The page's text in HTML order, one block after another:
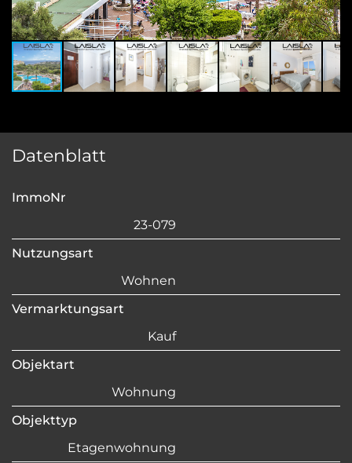
Datenblatt
ImmoNr
23-079
Nutzungsart
Wohnen
Vermarktungsart
Kauf
Objektart
Wohnung
Objekttyp
Etagenwohnung